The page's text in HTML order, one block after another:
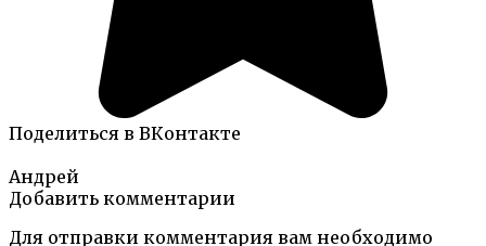
Поделиться в ВКонтакте
Андрей
Добавить комментарии
Для отправки комментария вам необходимо